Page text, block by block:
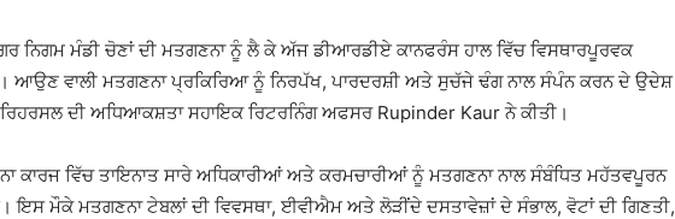
ਨਿਗਮ ਮੰਡੀ ਚੋਣਾਂ ਦੀ ਮਤਗਣਨਾ ਨੂੰ ਲੈ ਕੇ ਅੱਜ ਡੀਆਰਡੀਏ ਕਾਨਫਰੰਸ ਹਾਲ ਵਿੱਚ ਵਿਸਥਾਰਪੂਰਵਕ
ਆਉਣ ਵਾਲੀ ਮਤਗਣਨਾ ਪ੍ਰਕਿਰਿਆ ਨੂੰ ਨਿਰਪੱਖ, ਪਾਰਦਰਸ਼ੀ ਅਤੇ ਸੁਚੱਜੇ ਢੰਗ ਨਾਲ ਸੰਪੰਨ ਕਰਨ ਦੇ ਉਦੇਸ਼
ਦੀ ਅਧਿਆਕਸ਼ਤਾ ਸਹਾਇਕ ਰਿਟਰਨਿੰਗ ਅਫਸਰ Rupinder Kaurਨੇ ਕੀਤੀ।
ਕਾਰਜ ਵਿੱਚ ਤਾਇਨਾਤ ਸਾਰੇ ਅਧਿਕਾਰੀਆਂ ਅਤੇ ਕਰਮਚਾਰੀਆਂ ਨੂੰ ਮਤਗਣਨਾ ਨਾਲ ਸੰਬੰਧਿਤ ਮਹੱਤਵਪੂਰਨ
ਇਸ ਮੌਕੇ ਮਤਗਣਨਾ ਟੇਬਲਾਂ ਦੀ ਵਿਵਸਥਾ, ਈਵੀਐਮ ਅਤੇ ਲੋੜੀਂਦੇ ਦਸਤਾਵੇਜ਼ਾਂ ਦੇ ਸੰਭਾਲ, ਵੋਟਾਂ ਦੀ ਗਿਣਤੀ,